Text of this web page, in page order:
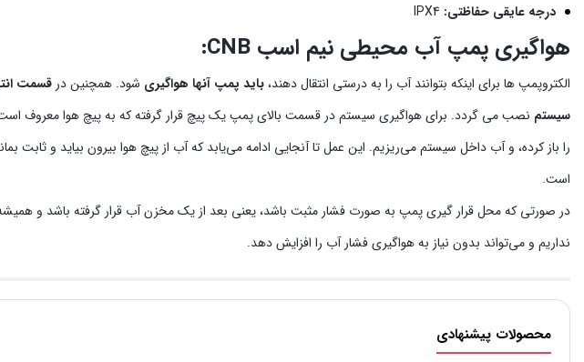
درجه عایقی حفاظتی:
هواگیری پمپ آب محیطی نیم اسب CNB:
الکتروپمپ ها برای اینکه بتوانند آب را به درستی انتقال دهند،باید پمپ آنها هواگیری شود. همچنین در قسمت
سیستم نصب می گردد. برای هواگیری سیستم در قسمت بالای پمپ یک پیچ قرار گرفته که به پیچ هوا معروف
را باز کرده، و آب داخل سیستم می‌ریزیم. این عمل تا آنجایی ادامه می‌یابد که آب از پیچ هوا بیرون بیاید و ثابت
است.
در صورتی که محل قرار گیری پمپ به صورت فشار مثبت باشد، یعنی بعد از یک مخزن آب قرار گرفته باشد و
نداریم و می‌تواند بدون نیاز به هواگیری فشار آب را افزایش دهد.
محصولات پیشنهادی